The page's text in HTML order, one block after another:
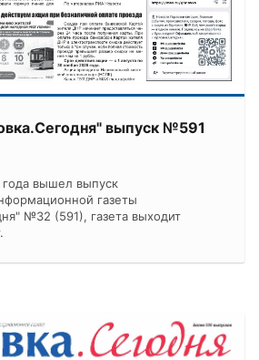
выпуск №591
года вышел выпуск
газеты
№32 (591), газета выходит